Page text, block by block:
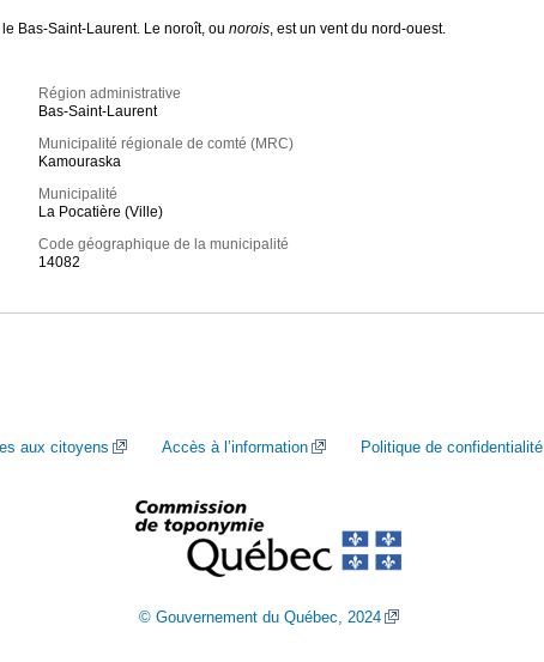
Bas-Saint-Laurent. Le noroît, ou norois, est un vent du nord-ouest.
Région administrative
Bas-Saint-Laurent
Municipalité régionale de comté (MRC)
Kamouraska
Municipalité
La Pocatière (Ville)
Code géographique de la municipalité
14082
aux citoyens Accès à l’information Politique de confidentialité
© Gouvernement du Québec, 2024